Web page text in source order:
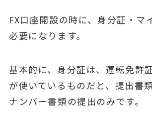
FX口座開設の時に、身分証・マ
必要になります。
基本的に、身分証は、運転免許
が使いているものだと、提出書
ナンバー書類の提出のみです。